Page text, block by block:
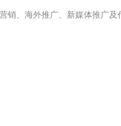
、海外推广、新媒体推广